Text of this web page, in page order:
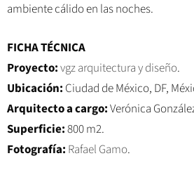
ambiente cálido en las noches.
FICHA TÉCNICA
Proyecto:vgz arquitectura y diseño.
Ubicación: Ciudad de México, DF,
Arquitecto a cargo:Verónica
Superficie:800 m2.
Fotografía: Rafael Gamo.